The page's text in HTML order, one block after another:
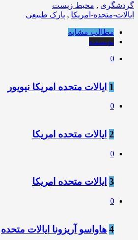
گردشگری , محیط زیست
ایالات-متحده-امریکا , پارک طبیعی
مطالب مشابه
نویسنده
0
1 ایالات متحده امریکا نیویور
0
2 ایالات متحده امریکا
0
3 ایالات متحده امریکا
0
4 هاواسو آریزونا ایالات متحده